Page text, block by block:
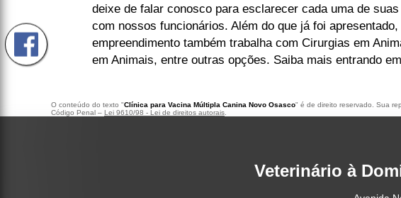
deixe de falar conosco para esclarecer cada uma de
com nossos funcionários. Além do que já foi apresentado,
empreendimento também trabalha com Cirurgias em
em Animais, entre outras opções. Saiba mais entrando
O conteúdo do texto "Clínica para Vacina Múltipla Canina Novo Osasco" é de direito reservado. Sua
Código Penal – Lei 9610/98 - Lei de direitos autorais.
Veterinário à